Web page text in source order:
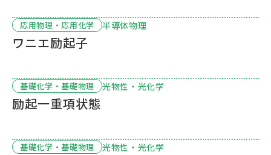
応用物理・応用化学 半導体物理
ワニエ励起子
基礎化学・基礎物理 光物性・光化学
励起一重項状態
基礎化学・基礎物理 光物性・光化学